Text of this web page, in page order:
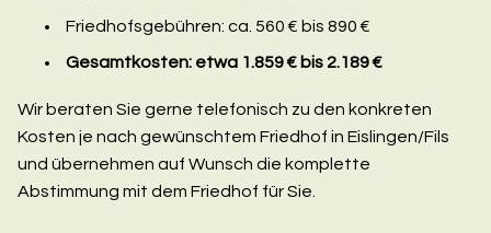
Friedhofsgebühren: ca. 560 € bis 890 €
Gesamtkosten: etwa 1.859 € bis 2.189 €
Wir beraten Sie gerne telefonisch zu den konkreten
Kosten je nach gewünschtem Friedhof in Eislingen/Fils
und übernehmen auf Wunsch die komplette
Abstimmung mit dem Friedhof für Sie.